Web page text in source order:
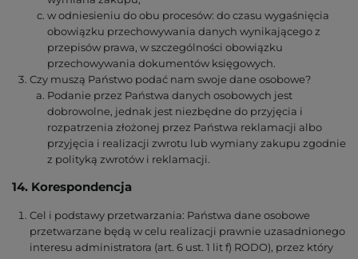
w odniesieniu do obu procesów: do czasu wygaśnięcia
obowiązku przechowywania danych wynikającego z
przepisów prawa, w szczególności obowiązku
przechowywania dokumentów księgowych.
Czy muszą Państwo podać nam swoje dane osobowe?
Podanie przez Państwa danych osobowych jest
dobrowolne, jednak jest niezbędne do przyjęcia i
rozpatrzenia złożonej przez Państwa reklamacji albo
przyjęcia i realizacji zwrotu lub wymiany zakupu zgodnie
z polityką zwrotów i reklamacji.
14. Korespondencja
Cel i podstawy przetwarzania: Państwa dane osobowe
przetwarzane będą w celu realizacji prawnie uzasadnionego
interesu administratora (art. 6 ust. 1 lit f) RODO), przez który